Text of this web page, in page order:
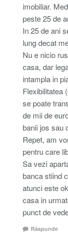
imobiliar.
peste 25 de
In 25 de ani
lung decat
Nu e nicio
casa, dar
intampla in
Flexibilitatea
se poate
de mii de
banii jos sau
Repet, am
pentru care
Sa vezi
banca stiind
atunci este
casa in
punct de
Răspunde